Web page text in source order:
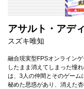
アサルト・アデ
スズキ唯知
融合現実型FPSオンライン
したまま消えてしまった憧
は、3人の仲間とそのゲーム
秘めた思惑があり、消えた